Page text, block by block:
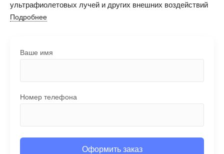
ультрафиолетовых лучей и других внешних воздействий
Подробнее
Ваше имя
Номер телефона
Оформить заказ